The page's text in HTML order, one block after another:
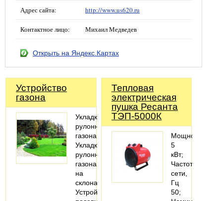
Адрес сайта: http://www.us620.ru
Контактное лицо: Михаил Медведев
Открыть на Яндекс.Картах
Устройство
газона
Укладка
рулонного
газона
Укладка
рулонного
газона
на
склонах
Устройство
Тепловая
электрическая
пушка Ресанта
ТЭП-5000К
Мощность
5
кВт;
Частота
сети,
Гц
50;